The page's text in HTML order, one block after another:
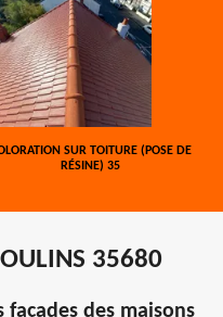
SUR TOITURE (POSE DE
RÉSINE) 35
35680
façades des maisons